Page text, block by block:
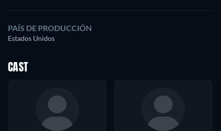
PAÍS DE PRODUCCIÓN
Estados Unidos
CAST